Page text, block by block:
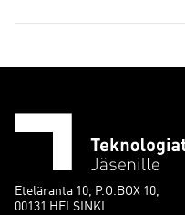
Eteläranta 10, P.O.BOX 10,
00131 HELSINKI